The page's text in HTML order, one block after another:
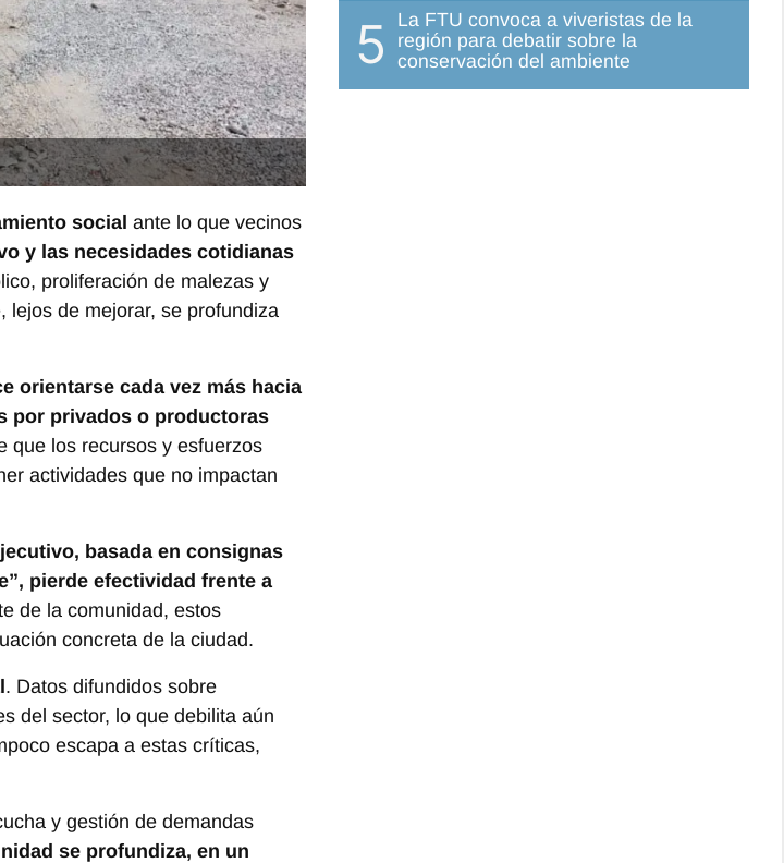
social ante lo que vecinos
y las necesidades cotidianas
proliferación de malezas y
lejos de mejorar, se profundiza
orientarse cada vez más hacia
por privados o productoras
que los recursos y esfuerzos
actividades que no impactan
basada en consignas
pierde efectividad frente a
de la comunidad, estos
concreta de la ciudad.
. Datos difundidos sobre
del sector, lo que debilita aún
escapa a estas críticas,
y gestión de demandas
se profundiza, en un
5
La FTU convoca a viveristas de la
región para debatir sobre la
conservación del ambiente